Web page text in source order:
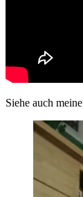
Siehe auch